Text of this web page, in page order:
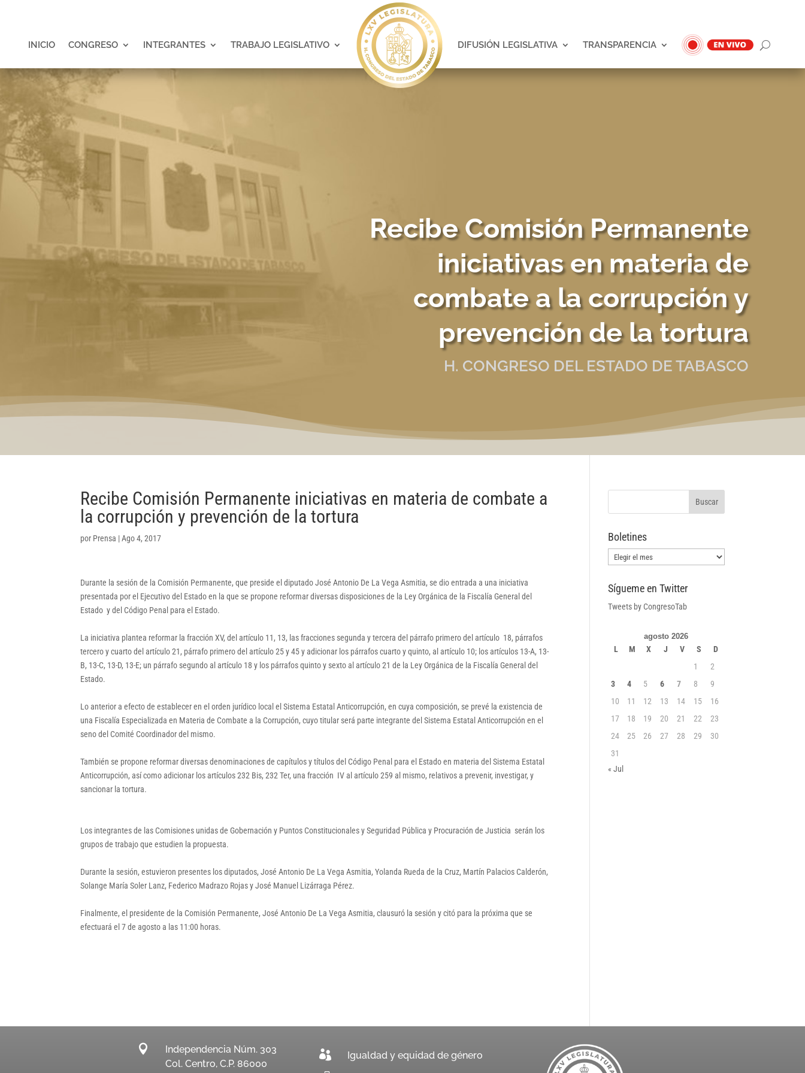
INICIO CONGRESO INTEGRANTES TRABAJO LEGISLATIVO DIFUSIÓN LEGISLATIVA TRANSPARENCIA
Recibe Comisión Permanente
iniciativas en materia de
combate a la corrupción y
prevención de la tortura
H. CONGRESO DEL ESTADO DE TABASCO
Recibe Comisión Permanente iniciativas en materia de combate a
la corrupción y prevención de la tortura
por Prensa |Ago 4, 2017
Durante la sesión de la Comisión Permanente, que preside el diputado José Antonio De La Vega Asmitia, se dio entrada a una iniciativa
presentada por el Ejecutivo del Estado en la que se propone reformar diversas disposiciones de la Ley Orgánica de la Fiscalía General del
Estado y del Código Penal para el Estado.
La iniciativa plantea reformar la fracción XV, del artículo 11, 13, las fracciones segunda y tercera del párrafo primero del artículo 18, párrafos
tercero y cuarto del artículo 21, párrafo primero del artículo 25 y 45 y adicionar los párrafos cuarto y quinto, al artículo 10; los artículos 13-A, 13-
B, 13-C, 13-D, 13-E; un párrafo segundo al artículo 18 y los párrafos quinto y sexto al artículo 21 de la Ley Orgánica de la Fiscalía General del
Estado.
Lo anterior a efecto de establecer en el orden jurídico local el Sistema Estatal Anticorrupción, en cuya composición, se prevé la existencia de
una Fiscalía Especializada en Materia de Combate a la Corrupción, cuyo titular será parte integrante del Sistema Estatal Anticorrupción en el
seno del Comité Coordinador del mismo.
También se propone reformar diversas denominaciones de capítulos y títulos del Código Penal para el Estado en materia del Sistema Estatal
Anticorrupción, así como adicionar los artículos 232 Bis, 232 Ter, una fracción IV al artículo 259 al mismo, relativos a prevenir, investigar, y
sancionar la tortura.
Los integrantes de las Comisiones unidas de Gobernación y Puntos Constitucionales y Seguridad Pública y Procuración de Justicia serán los
grupos de trabajo que estudien la propuesta.
Durante la sesión, estuvieron presentes los diputados, José Antonio De La Vega Asmitia, Yolanda Rueda de la Cruz, Martín Palacios Calderón,
Solange María Soler Lanz, Federico Madrazo Rojas y José Manuel Lizárraga Pérez.
Finalmente, el presidente de la Comisión Permanente, José Antonio De La Vega Asmitia, clausuró la sesión y citó para la próxima que se
efectuará el 7 de agosto a las 11:00 horas.
Boletines
Boletines
Sígueme en Twitter
Tweets by CongresoTab
agosto 2026
L M X J V S
D
1
2
3
4 5 6 7 8
9
10
11 12 13 14 15
16
17
18 19 20 21 22
23
24
25 26 27 28 29
30
31
« Jul

Independencia Núm. 303
Col. Centro, C.P. 86000
 Igualdad y equidad de género